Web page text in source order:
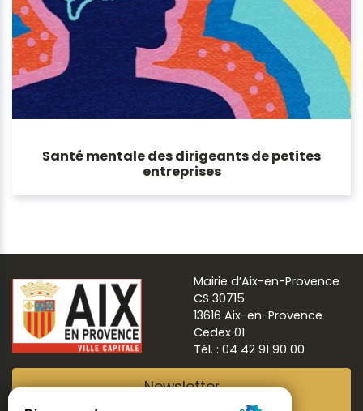
Santé mentale des dirigeants de petites
entreprises
Mairie d’Aix-en-Provence
CS 30715
13616 Aix-en-Provence
Cedex 01
Tél. : 04 42 91 90 00
Newsletter